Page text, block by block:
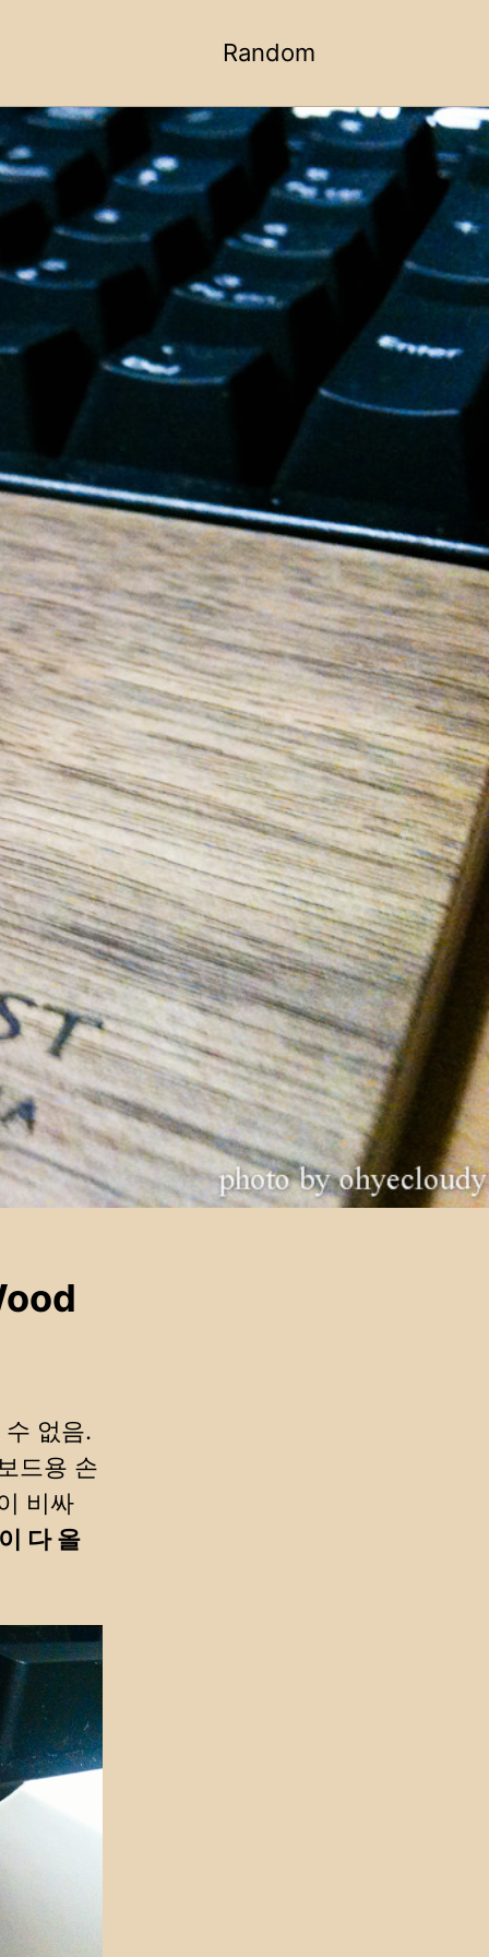
Random
없음.
드용 손
비싸
다 올